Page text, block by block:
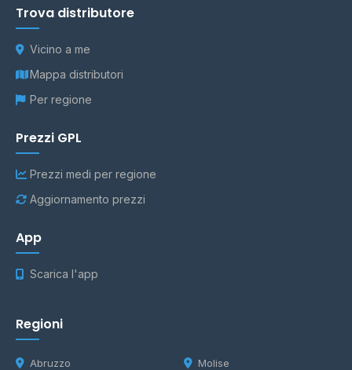
Trova distributore
Vicino a me
Mappa distributori
Per regione
Prezzi GPL
Prezzi medi per regione
Aggiornamento prezzi
App
Scarica l'app
Regioni
Abruzzo Molise